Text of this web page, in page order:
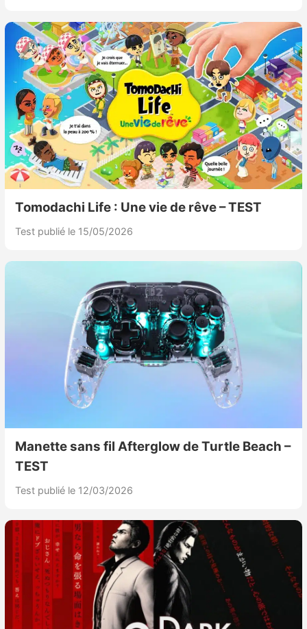
Tomodachi Life : Une vie de rêve – TEST
Test publié le 15/05/2026
Manette sans fil Afterglow de Turtle Beach –
TEST
Test publié le 12/03/2026